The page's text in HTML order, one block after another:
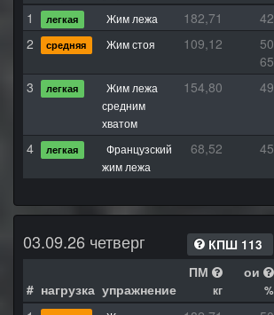
1 легкая Жим лежа 182,71 42
2
средняя Жим стоя 109,12 50
65
3
легкая
Жим лежа
средним
хватом
154,80 49
4 легкая
Французский
жим лежа
68,52 45
03.09.26 четверг КПШ 113
# нагрузка упражнение
ПМ
кг
ои
%